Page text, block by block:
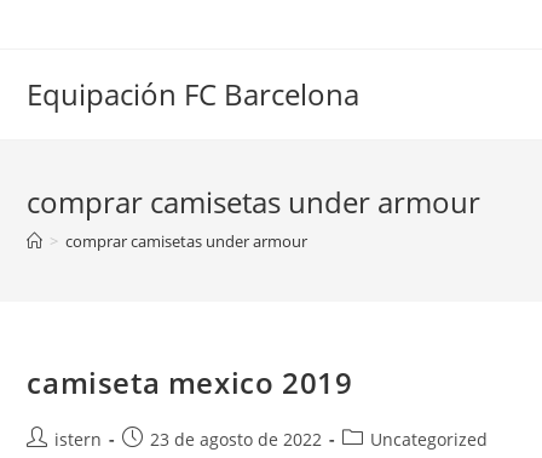
Equipación FC Barcelona
comprar camisetas under armour
> comprar camisetas under armour
camiseta mexico 2019
Autoristern
Publicación
23 de agosto de 2022
Categoría
Uncategorized